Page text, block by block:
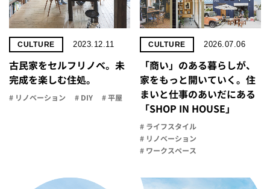
CULTURE 2023.12.11
古民家をセルフリノべ。未
完成を楽しむ住処。
# リノベーション # DIY # 平屋
CULTURE 2026.07.06
「商い」の​ある​暮らしが、​
家を​もっと​開いていく。​住
まいと​仕事の​あいだに​ある​
「SHOP IN HOUSE」
# ライフスタイル
# リノベーション
# ワークスペース